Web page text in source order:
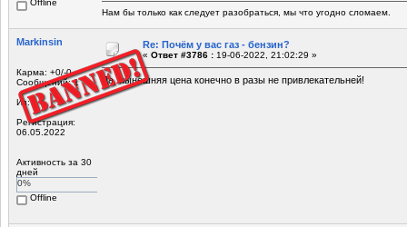
Offline
Нам бы только как следует разобраться, мы что угодно сломаем.
Markinsin
Карма: +0/-0
Сообщений: 1
Из:
Регистрация:
06.05.2022
Активность за 30
дней
0%
Offline
Re: Почём у вас газ - бензин?
« Ответ #3786 : 19-06-2022, 21:02:29 »
Да, нынешняя цена конечно в разы не привлекательней!